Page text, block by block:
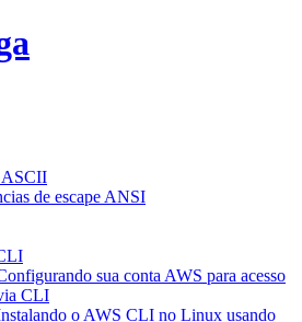
ASCII
de escape ANSI
sua conta AWS para acesso
CLI
o AWS CLI no Linux usando